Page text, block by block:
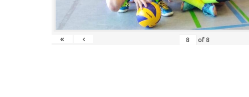
« ‹ of 8